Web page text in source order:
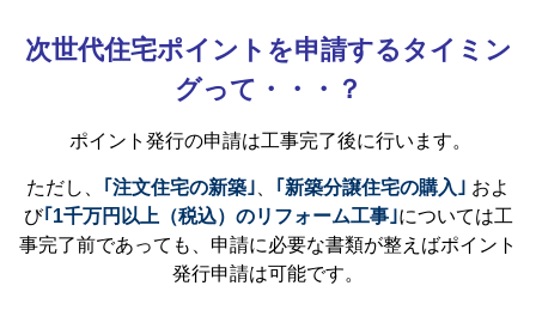
次世代住宅ポイントを申請するタイミン
グって・・・？
ポイント発行の申請は工事完了後に行います。
ただし、 ｢注文住宅の新築｣ ｢新築分譲住宅の購入｣ およ
び｢1千万円以上（税込）のリフォーム工事｣については工
事完了前であっても、申請に必要な書類が整えばポイント
発行申請は可能です。